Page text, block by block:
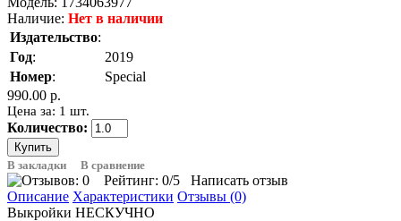
Наличие: Нет в наличии
Издательство:
Год:
2019
Номер:
Special
990.00 р.
Цена за: 1 шт.
Количество:
В закладки В сравнение
Рейтинг: 0/5
Написать отзыв
Описание Характеристики Отзывы (0)
Выкройки НЕСКУЧНО